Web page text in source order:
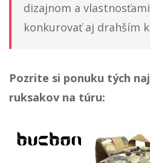
dizajnom a
konkurovať aj drahším
Pozrite si ponuku tých
ruksakov na túru: